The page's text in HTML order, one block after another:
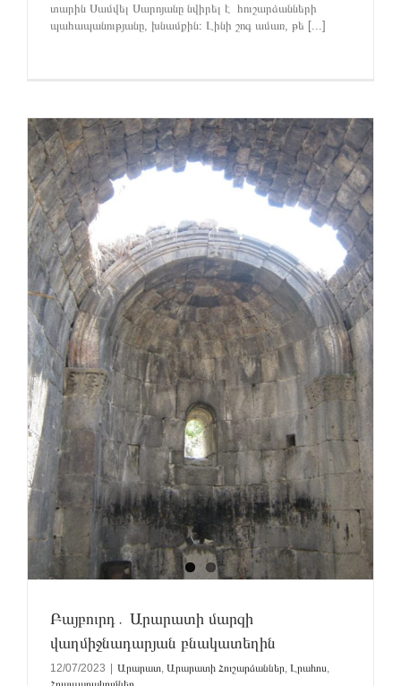
տարին Սամվել Սարոյանը նվիրել է հուշարձանների
պահապանությանը, խնամքին։ Լինի շոգ ամառ, թե [...]
Բայբուրդ․ Արարատի մարզի
վաղմիջնադարյան բնակատեղին
12/07/2023 Արարատ, Արարատի Հուշարձաններ, Լրահոս,